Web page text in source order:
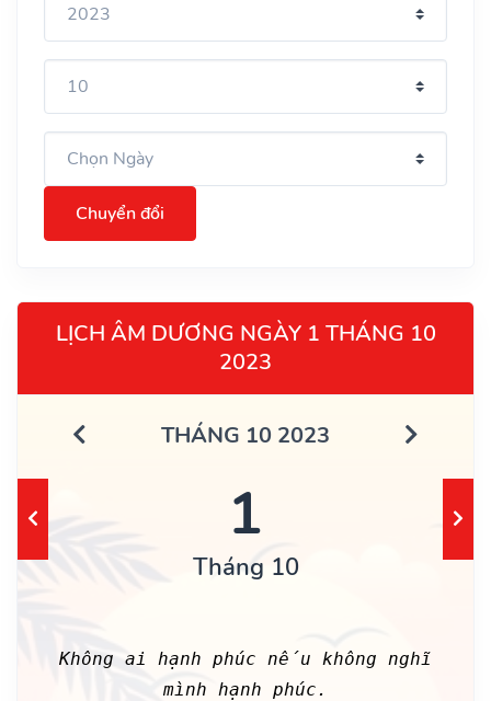
Chuyển đổi
LỊCH ÂM DƯƠNG NGÀY 1 THÁNG 10
2023
THÁNG 10 2023
1
Tháng 10
Không ai hạnh phúc nếu không nghĩ
mình hạnh phúc.